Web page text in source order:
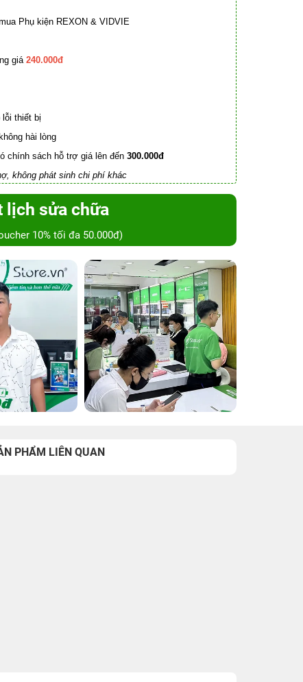
Phụ kiện REXON & VIDVIE
giá240.000đ
lỗi thiết bị
hài lòng
chính sách hỗ trợ giá lên đến 300.000đ
không phát sinh chi phí khác
lịch sửa chữa
10% tối đa 50.000đ)
PHẨM LIÊN QUAN